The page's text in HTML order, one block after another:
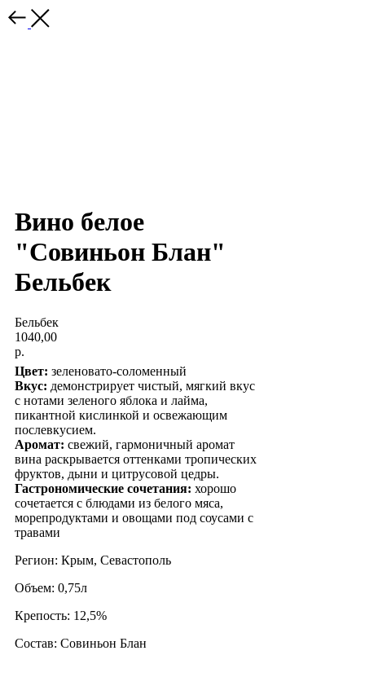
Вино белое
"Совиньон Блан"
Бельбек
Бельбек
1040,00
р.
Цвет: зеленовато-соломенный
Вкус: демонстрирует чистый, мягкий вкус
с нотами зеленого яблока и лайма,
пикантной кислинкой и освежающим
послевкусием.
Аромат: свежий, гармоничный аромат
вина раскрывается оттенками тропических
фруктов, дыни и цитрусовой цедры.
Гастрономические сочетания: хорошо
сочетается с блюдами из белого мяса,
морепродуктами и овощами под соусами с
травами
Регион: Крым, Севастополь
Объем: 0,75л
Крепость: 12,5%
Состав: Совиньон Блан